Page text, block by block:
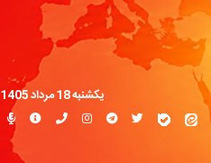
یکشنبه 18 مرداد 1405